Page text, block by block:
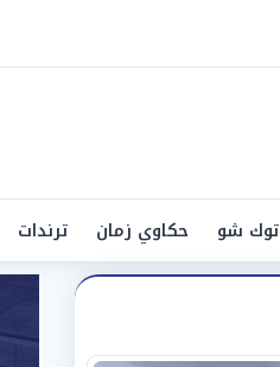
توك شو حكاوي زمان ترندات